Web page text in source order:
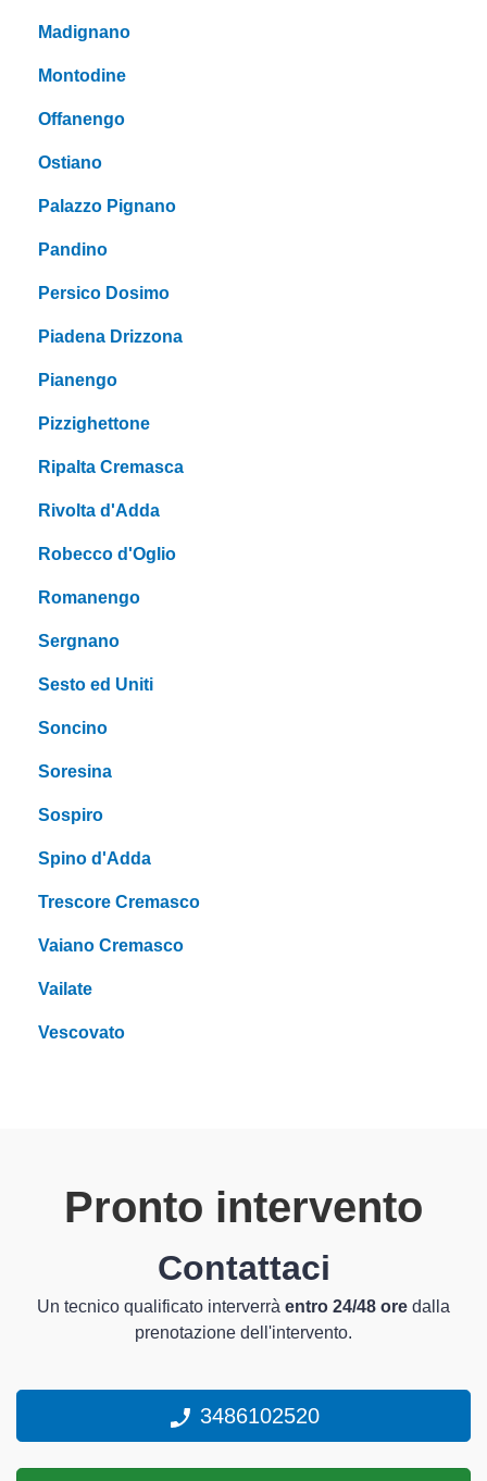
Madignano
Montodine
Offanengo
Ostiano
Palazzo Pignano
Pandino
Persico Dosimo
Piadena Drizzona
Pianengo
Pizzighettone
Ripalta Cremasca
Rivolta d'Adda
Robecco d'Oglio
Romanengo
Sergnano
Sesto ed Uniti
Soncino
Soresina
Sospiro
Spino d'Adda
Trescore Cremasco
Vaiano Cremasco
Vailate
Vescovato
Pronto intervento
Contattaci
Un tecnico qualificato interverrà entro 24/48 ore dalla
prenotazione dell'intervento.
3486102520